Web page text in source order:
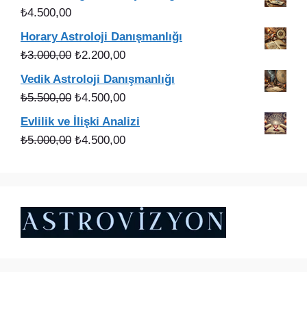
₺4.500,00
Horary Astroloji Danışmanlığı
₺3.000,00 Orijinal
fiyat:
₺3.000,00.
₺2.200,00Şu
fiyat:
Vedik Astroloji Danışmanlığı
₺5.500,00 Orijinal
fiyat:
₺5.500,00.
₺4.500,00Şu
andaki
fiyat:
Evlilik ve İlişki Analizi
₺5.000,00 Orijinal
₺4.500,00Şu